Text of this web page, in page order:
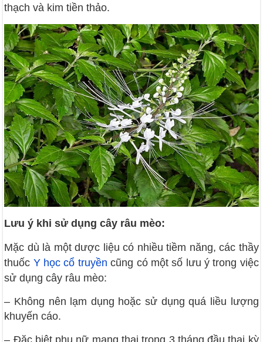
thạch và kim tiền thảo.
Lưu ý khi sử dụng cây râu mèo:
Mặc dù là một dược liệu có nhiều tiềm năng, các thầy
thuốc Y học cổ truyền cũng có một số lưu ý trong việc
sử dụng cây râu mèo:
– Không nên lạm dụng hoặc sử dụng quá liều lượng
khuyến cáo.